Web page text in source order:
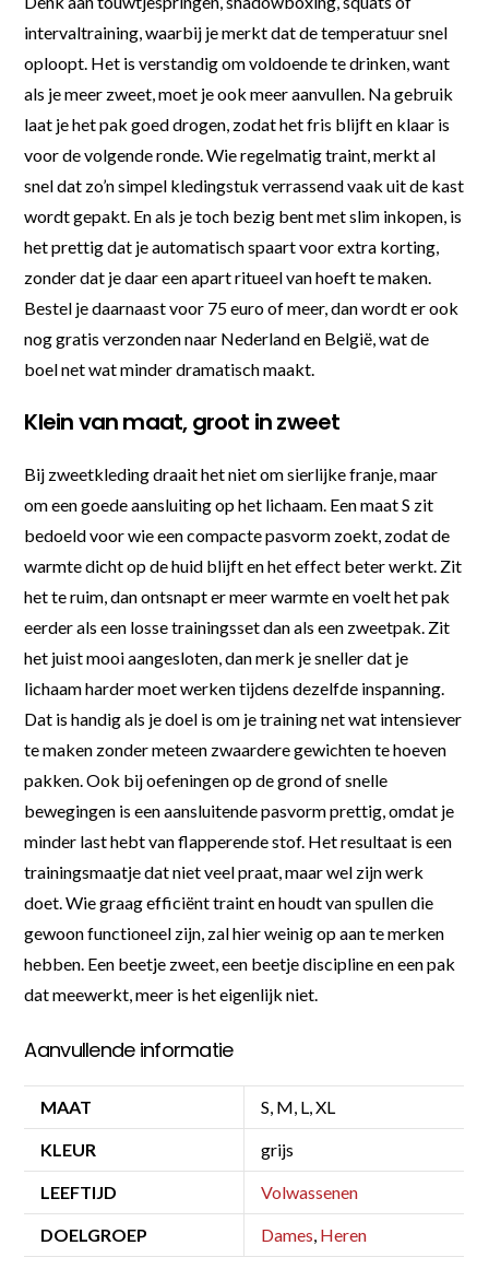
intervaltraining, waarbij je merkt dat de temperatuur snel
oploopt. Het is verstandig om voldoende te drinken, want
als je meer zweet, moet je ook meer aanvullen. Na gebruik
laat je het pak goed drogen, zodat het fris blijft en klaar is
voor de volgende ronde. Wie regelmatig traint, merkt al
snel dat zo’n simpel kledingstuk verrassend vaak uit de kast
wordt gepakt. En als je toch bezig bent met slim inkopen, is
het prettig dat je automatisch spaart voor extra korting,
zonder dat je daar een apart ritueel van hoeft te maken.
Bestel je daarnaast voor 75 euro of meer, dan wordt er ook
nog gratis verzonden naar Nederland en België, wat de
boel net wat minder dramatisch maakt.
Klein van maat, groot in zweet
Bij zweetkleding draait het niet om sierlijke franje, maar
om een goede aansluiting op het lichaam. Een maat S zit
bedoeld voor wie een compacte pasvorm zoekt, zodat de
warmte dicht op de huid blijft en het effect beter werkt. Zit
het te ruim, dan ontsnapt er meer warmte en voelt het pak
eerder als een losse trainingsset dan als een zweetpak. Zit
het juist mooi aangesloten, dan merk je sneller dat je
lichaam harder moet werken tijdens dezelfde inspanning.
Dat is handig als je doel is om je training net wat intensiever
te maken zonder meteen zwaardere gewichten te hoeven
pakken. Ook bij oefeningen op de grond of snelle
bewegingen is een aansluitende pasvorm prettig, omdat je
minder last hebt van flapperende stof. Het resultaat is een
trainingsmaatje dat niet veel praat, maar wel zijn werk
doet. Wie graag efficiënt traint en houdt van spullen die
gewoon functioneel zijn, zal hier weinig op aan te merken
hebben. Een beetje zweet, een beetje discipline en een pak
dat meewerkt, meer is het eigenlijk niet.
Aanvullende informatie
MAAT S, M, L, XL
KLEUR grijs
LEEFTIJD Volwassenen
DOELGROEP Dames Heren